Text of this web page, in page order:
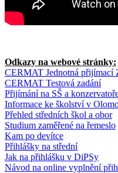
Odkazy na webové stránky:
CERMAT Jednotná přijímací
CERMAT Testová zadání
Přijímání na SŠ a
Informace ke školství v
Přehled středních škol a obor
Studium zaměřené na řemeslo
Kam po devítce
Přihlášky na střední
Jak na přihlášku v DiPSy
Návod na online vyplnění